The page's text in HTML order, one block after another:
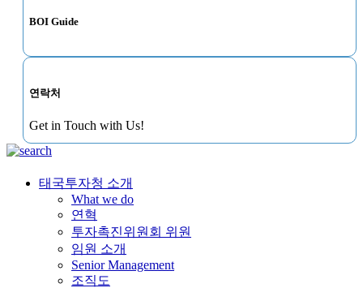
BOI Guide
연락처
Get in Touch with Us!
태국투자청 소개
What we do
연혁
투자촉진위원회 위원
임원 소개
Senior Management
조직도